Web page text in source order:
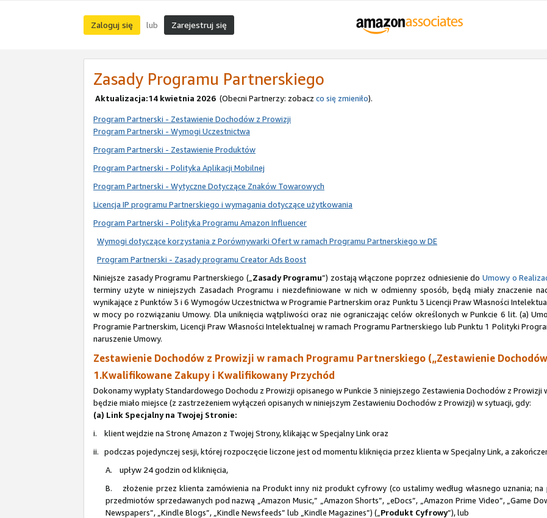
Zaloguj się lub Zarejestruj się
Zasady Programu Partnerskiego
Aktualizacja:14 kwietnia 2026 (Obecni Partnerzy: zobacz co się zmieniło).
Program Partnerski - Zestawienie Dochodów z Prowizji
Program Partnerski - Wymogi Uczestnictwa
Program Partnerski - Zestawienie Produktów
Program Partnerski - Polityka Aplikacji Mobilnej
Program Partnerski - Wytyczne Dotyczące Znaków Towarowych
Licencja IP programu Partnerskiego i wymagania dotyczące użytkowania
Program Partnerski - Polityka Programu Amazon Influencer
Wymogi dotyczące korzystania z Porównywarki Ofert w ramach Programu Partnerskiego w DE
Program Partnerski - Zasady programu Creator Ads Boost
Niniejsze zasady Programu Partnerskiego („Zasady Programu”) zostają włączone poprzez odniesienie do Umowy o
terminy użyte w niniejszych Zasadach Programu i niezdefiniowane w nich w odmienny sposób, będą miały znaczenie
wynikające z Punktów 3 i 6 Wymogów Uczestnictwa w Programie Partnerskim oraz Punktu 3 Licencji Praw Własności
w mocy po rozwiązaniu Umowy. Dla uniknięcia wątpliwości oraz nie ograniczając celów określonych w Punkcie 6 lit. (a)
Programie Partnerskim, Licencji Praw Własności Intelektualnej w ramach Programu Partnerskiego lub Punktu 1 Polityki
naruszenie Umowy.
Zestawienie Dochodów z Prowizji w ramach Programu Partnerskiego („Zestawienie
1.Kwalifikowane Zakupy i Kwalifikowany Przychód
Dokonamy wypłaty Standardowego Dochodu z Prowizji opisanego w Punkcie 3 niniejszego Zestawienia Dochodów z Prowizji w
będzie miało miejsce (z zastrzeżeniem wyłączeń opisanych w niniejszym Zestawieniu Dochodów z Prowizji) w sytuacji, gdy:
(a) Link Specjalny na Twojej Stronie:
i. klient wejdzie na Stronę Amazon z Twojej Strony, klikając w Specjalny Link oraz
ii. podczas pojedynczej sesji, której rozpoczęcie liczone jest od momentu kliknięcia przez klienta w Specjalny Link, a
A. upływ 24 godzin od kliknięcia,
B. złożenie przez klienta zamówienia na Produkt inny niż produkt cyfrowy (co ustalimy według własnego uznania;
przedmiotów sprzedawanych pod nazwą „Amazon Music,” „Amazon Shorts”, „eDocs”, „Amazon Prime Video”, „Game
Newspapers”, „Kindle Blogs”, „Kindle Newsfeeds” lub „Kindle Magazines”) („ Produkt Cyfrowy”), lub